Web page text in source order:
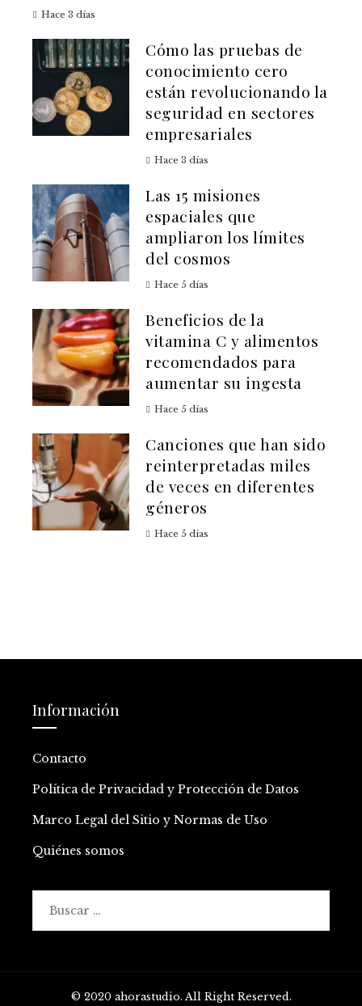
Hace 3 días
Cómo las pruebas de
conocimiento cero
están revolucionando la
seguridad en sectores
empresariales
Hace 3 días
Las 15 misiones
espaciales que
ampliaron los límites
del cosmos
Hace 5 días
Beneficios de la
vitamina C y alimentos
recomendados para
aumentar su ingesta
Hace 5 días
Canciones que han sido
reinterpretadas miles
de veces en diferentes
géneros
Hace 5 días
Información
Contacto
Política de Privacidad y Protección de Datos
Marco Legal del Sitio y Normas de Uso
Quiénes somos
© 2020 ahorastudio. All Right Reserved.